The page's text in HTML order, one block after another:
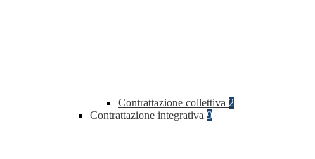
Contrattazione collettiva 2
Contrattazione integrativa 9